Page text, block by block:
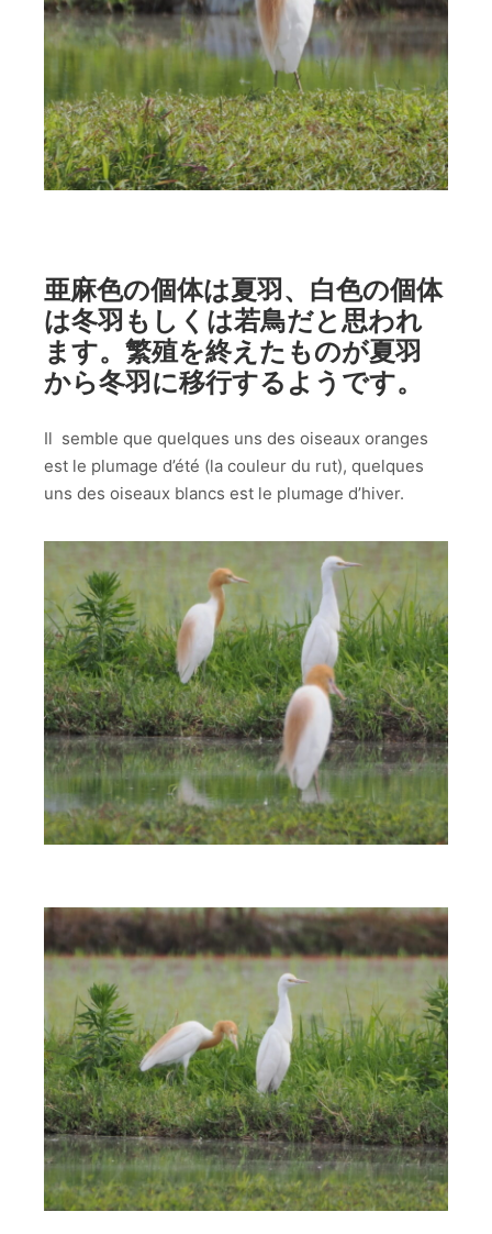
亜麻色の個体は夏羽、白色の個体
は冬羽もしくは若鳥だと思われ
ます。繁殖を終えたものが夏羽
から冬羽に移行するようです。
Il semble que quelques uns des oiseaux oranges
est le plumage d’été (la couleur du rut), quelques
uns des oiseaux blancs est le plumage d’hiver.